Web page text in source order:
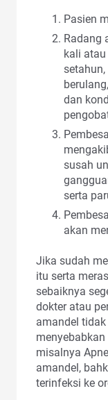
Pasien
Radang
kali
dan
susah
serta
akan
Jika sudah
itu serta
sebaiknya
dokter atau
amandel
misalnya
amandel,
terinfeksi ke